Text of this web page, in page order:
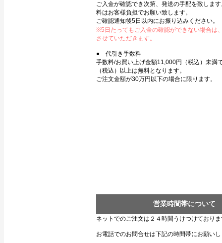
ご入金が確認でき次第、発送の手配を致しま
料はお客様負担でお願い致します。
ご確認通知後5日以内にお振り込みください。
※5日たってもご入金の確認ができない場合は
させていただきます。
● 代引き手数料
手数料/お買い上げ金額11,000円（税込）未満
（税込）以上は無料となります。
ご注文金額が30万円以下の場合に限ります。
営業時間帯について
ネットでのご注文は２４時間うけつけており
お電話でのお問合せは下記の時間帯にお願い